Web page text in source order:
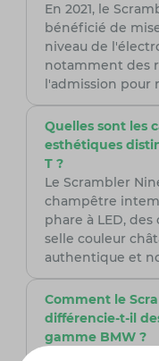
En 2021, le
bénéficié de
niveau de
notamment des
l'admission pour
Quelles sont les
esthétiques
T ?
Le Scrambler
champêtre
phare à LED,
selle couleur
authentique et
Comment le
différencie-t-il
gamme BMW ?